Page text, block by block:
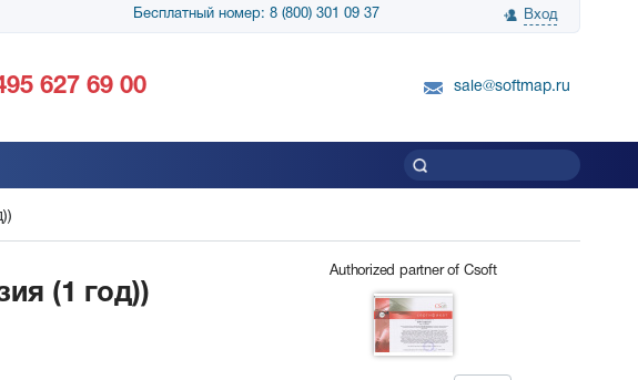
Бесплатный номер: 8 (800) 301 09 37 Вход
за поставку SnapGene...
благодарность SoftMap за помощь в
627 69 00 sale@softmap.ru
(1 год))
Authorized partner of Csoft